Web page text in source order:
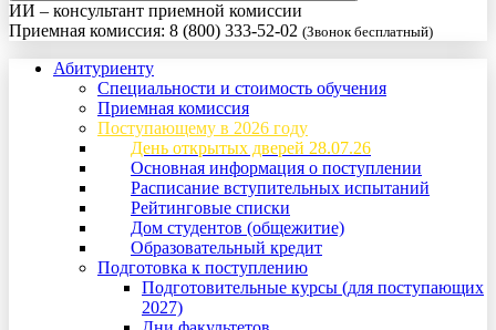
ИИ – консультант приемной комиссии
Приемная комиссия: 8 (800) 333-52-02 (Звонок бесплатный)
Абитуриенту
Специальности и стоимость обучения
Приемная комиссия
Поступающему в 2026 году
День открытых дверей 28.07.26
Основная информация о поступлении
Расписание вступительных испытаний
Рейтинговые списки
Дом студентов (общежитие)
Образовательный кредит
Подготовка к поступлению
Подготовительные курсы (для поступающих
2027)